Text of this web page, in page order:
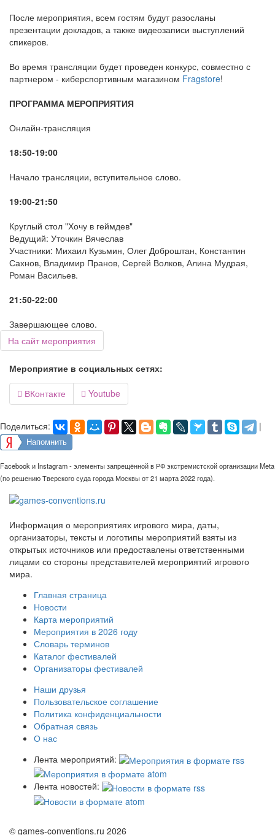
После мероприятия, всем гостям будут разосланы
презентации докладов, а также видеозаписи выступлений
спикеров.
Во время трансляции будет проведен конкурс, совместно с
партнером - киберспортивным магазином Fragstore!
ПРОГРАММА МЕРОПРИЯТИЯ
Онлайн-трансляция
18:50-19:00
Начало трансляции, вступительное слово.
19:00-21:50
Круглый стол "Хочу в геймдев"
Ведущий: Уточкин Вячеслав
Участники: Михаил Кузьмин, Олег Доброштан, Константин
Сахнов, Владимир Пранов, Сергей Волков, Алина Мудрая,
Роман Васильев.
21:50-22:00
Завершающее слово.
На сайт мероприятия
Мероприятие в социальных сетях:
 ВКонтакте  Youtube
Поделиться: |
Напомнить
Facebook и Instagram - элементы запрещённой в РФ экстремистской организации Meta
(по решению Тверского суда города Москвы от 21 марта 2022 года).
Информация о мероприятиях игрового мира, даты,
организаторы, тексты и логотипы мероприятий взяты из
открытых источников или предоставлены ответственными
лицами со стороны представителей мероприятий игрового
мира.
Главная страница
Новости
Карта мероприятий
Мероприятия в 2026 году
Словарь терминов
Каталог фестивалей
Организаторы фестивалей
Наши друзья
Пользовательское соглашение
Политика конфиденциальности
Обратная связь
О нас
Лента мероприятий:
Лента новостей:
© games-conventions.ru 2026